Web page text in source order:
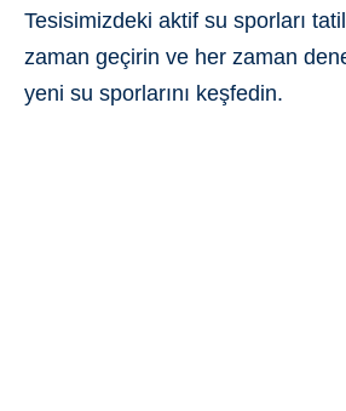
Tesisimizdeki aktif su sporları
zaman geçirin ve her zaman
yeni su sporlarını keşfedin.